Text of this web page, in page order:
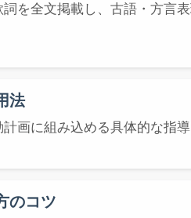
詞を全文掲載し、古語・方言
法
画に組み込める具体的な指導
のコツ